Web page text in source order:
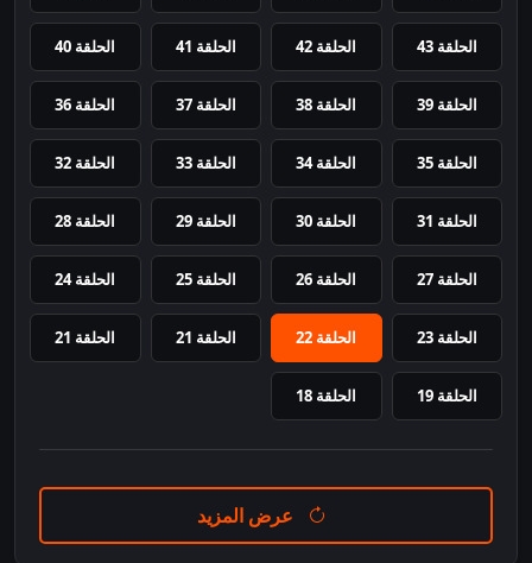
الحلقة 43 الحلقة 42 الحلقة 41 الحلقة 40
الحلقة 39 الحلقة 38 الحلقة 37 الحلقة 36
الحلقة 35 الحلقة 34 الحلقة 33 الحلقة 32
الحلقة 31 الحلقة 30 الحلقة 29 الحلقة 28
الحلقة 27 الحلقة 26 الحلقة 25 الحلقة 24
الحلقة 23 الحلقة 22 الحلقة 21 الحلقة 21
الحلقة 19 الحلقة 18
عرض المزيد